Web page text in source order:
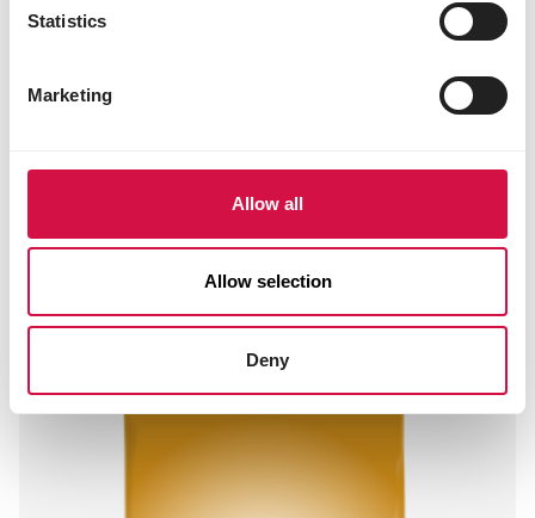
Statistics
Marketing
Allow all
Allow selection
Deny
SHOW
Standard Beierse Parels
Mengeling met maïs, zonder tarwe